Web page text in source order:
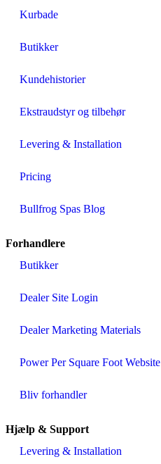
Kurbade
Butikker
Kundehistorier
Ekstraudstyr og tilbehør
Levering & Installation
Pricing
Bullfrog Spas Blog
Forhandlere
Butikker
Dealer Site Login
Dealer Marketing Materials
Power Per Square Foot Website
Bliv forhandler
Hjælp & Support
Levering & Installation